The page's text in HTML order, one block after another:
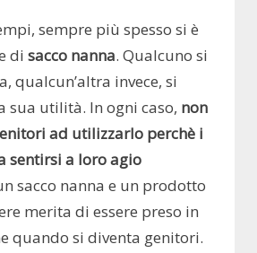
sempre più spesso si è
di sacco nanna. Qualcuno si
qualcun’altra invece, si
sua utilità. In ogni caso, non
ad utilizzarlo perchè i
sentirsi a loro agio
sacco nanna e un prodotto
merita di essere preso in
quando si diventa genitori.